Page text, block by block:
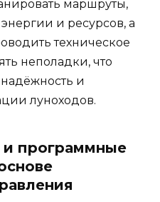
маршруты,
и ресурсов, а
техническое
неполадки, что
и
луноходов.
и программные